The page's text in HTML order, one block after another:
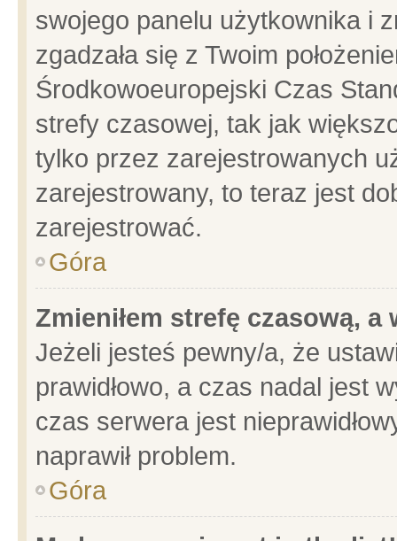
swojego panelu użytkownika i
zgadzała się z Twoim
Środkowoeuropejski Czas
strefy czasowej, tak jak
tylko przez zarejestrowanych
zarejestrowany, to teraz jest
zarejestrować.
Góra
Zmieniłem strefę czasową,
Jeżeli jesteś pewny/a, że
prawidłowo, a czas nadal jest
czas serwera jest
naprawił problem.
Góra